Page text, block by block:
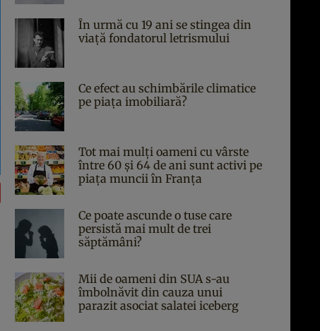
În urmă cu 19 ani se stingea din
viaţă fondatorul letrismului
Ce efect au schimbările climatice
pe piața imobiliară?
Tot mai mulți oameni cu vârste
între 60 și 64 de ani sunt activi pe
piața muncii în Franța
Ce poate ascunde o tuse care
persistă mai mult de trei
săptămâni?
Mii de oameni din SUA s-au
îmbolnăvit din cauza unui
parazit asociat salatei iceberg